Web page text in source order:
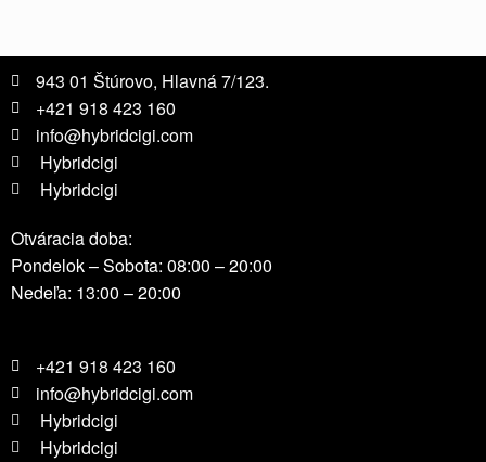
943 01 Štúrovo, Hlavná 7/123.
+421 918 423 160
info@hybridcigi.com
Hybridcigi
Hybridcigi
Otváracia doba:
Pondelok – Sobota: 08:00 – 20:00
Nedeľa: 13:00 – 20:00
+421 918 423 160
info@hybridcigi.com
Hybridcigi
Hybridcigi